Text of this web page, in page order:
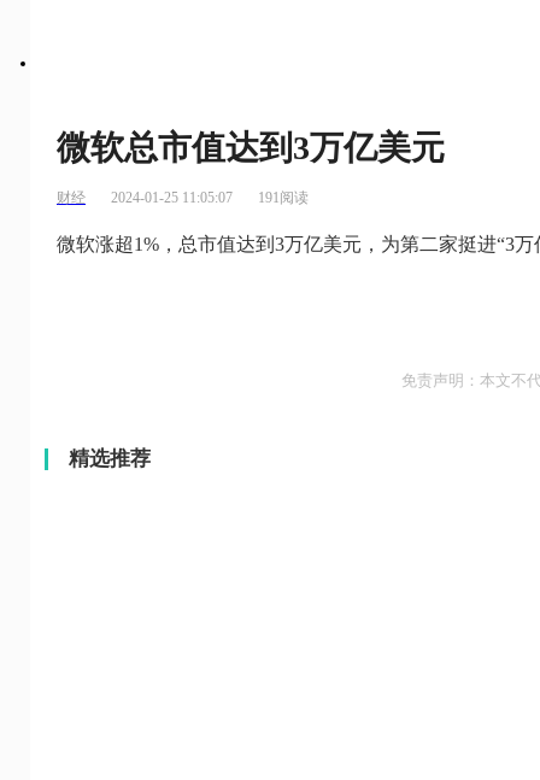
微软总市值达到3万亿美元
财经 2024-01-25 11:05:07 191阅读
微软涨超1%，总市值达到3万亿美元，为第二家挺进“3
免责声明：本文不
精选推荐